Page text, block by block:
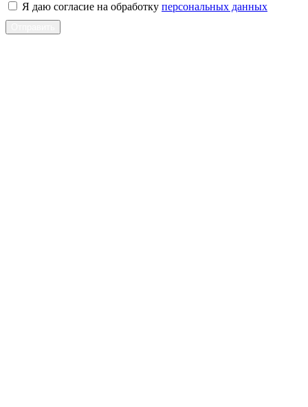
Я даю согласие на обработку персональных данных